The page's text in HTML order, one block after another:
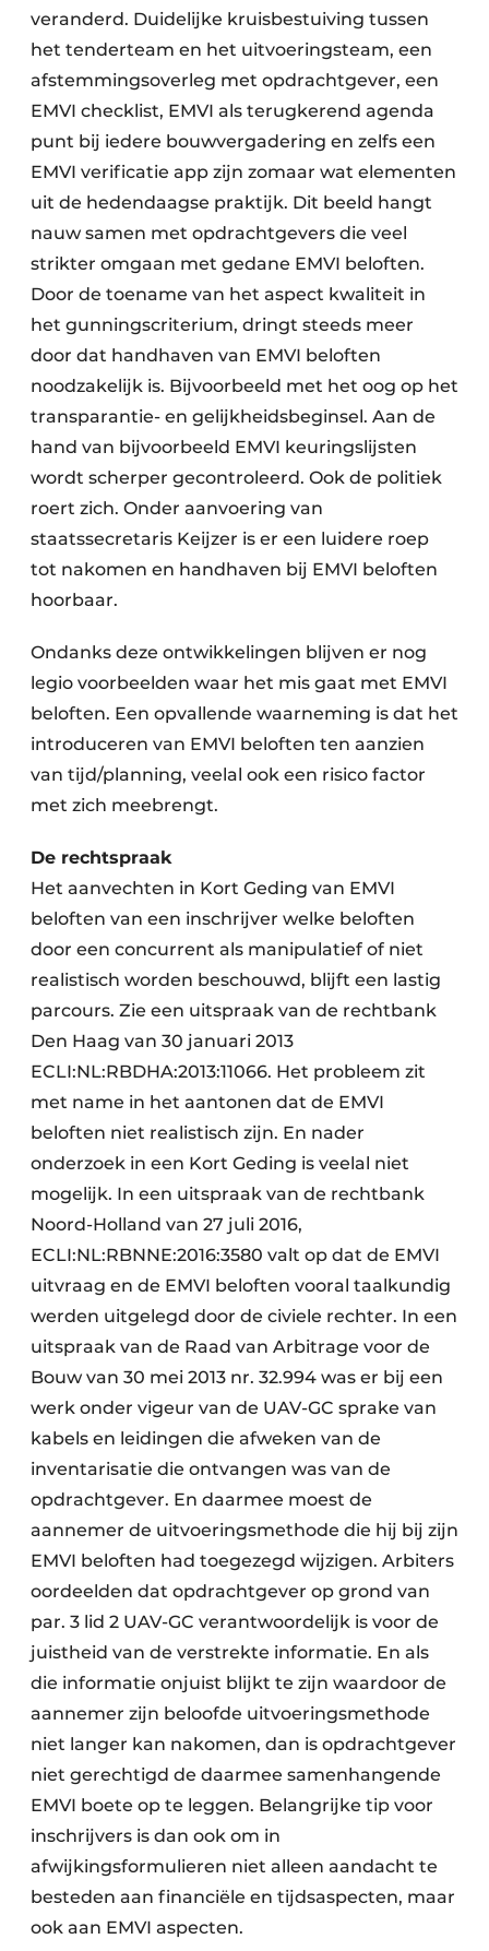
veranderd. Duidelijke kruisbestuiving tussen
het tenderteam en het uitvoeringsteam, een
afstemmingsoverleg met opdrachtgever, een
EMVI checklist, EMVI als terugkerend agenda
punt bij iedere bouwvergadering en zelfs een
EMVI verificatie app zijn zomaar wat elementen
uit de hedendaagse praktijk. Dit beeld hangt
nauw samen met opdrachtgevers die veel
strikter omgaan met gedane EMVI beloften.
Door de toename van het aspect kwaliteit in
het gunningscriterium, dringt steeds meer
door dat handhaven van EMVI beloften
noodzakelijk is. Bijvoorbeeld met het oog op het
transparantie- en gelijkheidsbeginsel. Aan de
hand van bijvoorbeeld EMVI keuringslijsten
wordt scherper gecontroleerd. Ook de politiek
roert zich. Onder aanvoering van
staatssecretaris Keijzer is er een luidere roep
tot nakomen en handhaven bij EMVI beloften
hoorbaar.
Ondanks deze ontwikkelingen blijven er nog
legio voorbeelden waar het mis gaat met EMVI
beloften. Een opvallende waarneming is dat het
introduceren van EMVI beloften ten aanzien
van tijd/planning, veelal ook een risico factor
met zich meebrengt.
De rechtspraak
Het aanvechten in Kort Geding van EMVI
beloften van een inschrijver welke beloften
door een concurrent als manipulatief of niet
realistisch worden beschouwd, blijft een lastig
parcours. Zie een uitspraak van de rechtbank
Den Haag van 30 januari 2013
ECLI:NL:RBDHA:2013:11066. Het probleem zit
met name in het aantonen dat de EMVI
beloften niet realistisch zijn. En nader
onderzoek in een Kort Geding is veelal niet
mogelijk. In een uitspraak van de rechtbank
Noord-Holland van 27 juli 2016,
ECLI:NL:RBNNE:2016:3580 valt op dat de EMVI
uitvraag en de EMVI beloften vooral taalkundig
werden uitgelegd door de civiele rechter. In een
uitspraak van de Raad van Arbitrage voor de
Bouw van 30 mei 2013 nr. 32.994 was er bij een
werk onder vigeur van de UAV-GC sprake van
kabels en leidingen die afweken van de
inventarisatie die ontvangen was van de
opdrachtgever. En daarmee moest de
aannemer de uitvoeringsmethode die hij bij zijn
EMVI beloften had toegezegd wijzigen. Arbiters
oordeelden dat opdrachtgever op grond van
par. 3 lid 2 UAV-GC verantwoordelijk is voor de
juistheid van de verstrekte informatie. En als
die informatie onjuist blijkt te zijn waardoor de
aannemer zijn beloofde uitvoeringsmethode
niet langer kan nakomen, dan is opdrachtgever
niet gerechtigd de daarmee samenhangende
EMVI boete op te leggen. Belangrijke tip voor
inschrijvers is dan ook om in
afwijkingsformulieren niet alleen aandacht te
besteden aan financiële en tijdsaspecten, maar
ook aan EMVI aspecten.